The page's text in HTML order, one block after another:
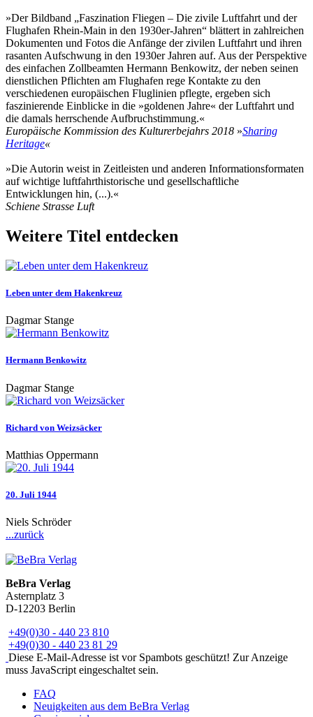
»Der Bildband „Faszination Fliegen – Die zivile Luftfahrt und der
Flughafen Rhein-Main in den 1930er-Jahren“ blättert in zahlreichen
Dokumenten und Fotos die Anfänge der zivilen Luftfahrt und ihren
rasanten Aufschwung in den 1930er­ Jahren auf. Aus der Perspektive
des einfachen Zollbeamten Hermann Benkowitz, der neben seinen
dienstlichen Pflichten am Flughafen rege Kontakte zu den
verschiedenen europäischen Fluglinien pflegte, ergeben sich
faszinierende Einblicke in die »goldenen Jahre« der Luftfahrt und
die damals herrschende Aufbruchstimmung.«
Europäische Kommission des Kulturerbejahrs 2018 »Sharing
Heritage«
»Die Autorin weist in Zeitleisten und anderen Informationsformaten
auf wichtige luftfahrthistorische und gesellschaftliche
Entwicklungen hin, (...).«
Schiene Strasse Luft
Weitere Titel entdecken
Leben unter dem Hakenkreuz
Dagmar Stange
Hermann Benkowitz
Dagmar Stange
Richard von Weizsäcker
Matthias Oppermann
20. Juli 1944
Niels Schröder
...zurück
BeBra Verlag
Asternplatz 3
D-12203 Berlin
+49(0)30 - 440 23 810
+49(0)30 - 440 23 81 29
Diese E-Mail-Adresse ist vor Spambots geschützt! Zur Anzeige
muss JavaScript eingeschaltet sein.
FAQ
Neuigkeiten aus dem BeBra Verlag